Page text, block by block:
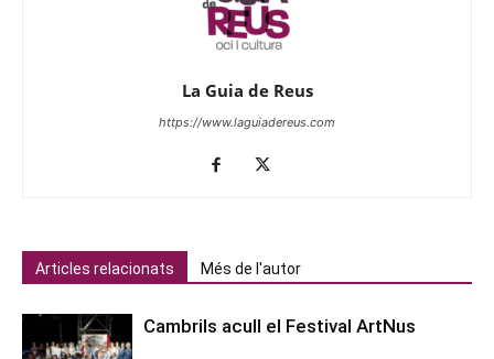
La Guia de Reus
https://www.laguiadereus.com
Articles relacionats Més de l'autor
Cambrils acull el Festival ArtNus